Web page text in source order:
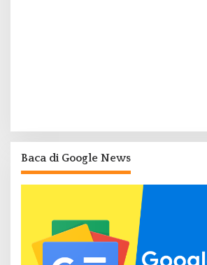
Baca di Google News